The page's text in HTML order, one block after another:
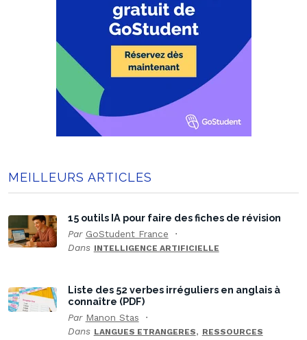
MEILLEURS ARTICLES
15 outils IA pour faire des fiches de révision
Par GoStudent France
Dans INTELLIGENCE ARTIFICIELLE
Liste des 52 verbes irréguliers en anglais à
connaître (PDF)
Par Manon Stas
Dans LANGUES ETRANGERES, RESSOURCES